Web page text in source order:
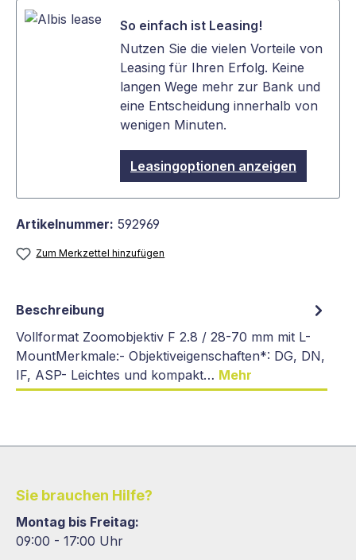
So einfach ist Leasing!
Nutzen Sie die vielen Vorteile von
Leasing für Ihren Erfolg. Keine
langen Wege mehr zur Bank und
eine Entscheidung innerhalb von
wenigen Minuten.
Leasingoptionen anzeigen
Artikelnummer: 592969
Zum Merkzettel hinzufügen
Beschreibung
Vollformat Zoomobjektiv F 2.8 / 28-70 mm mit L-
MountMerkmale:- Objektiveigenschaften*: DG, DN,
IF, ASP- Leichtes und kompakt… Mehr
Sie brauchen Hilfe?
Montag bis Freitag:
09:00 - 17:00 Uhr